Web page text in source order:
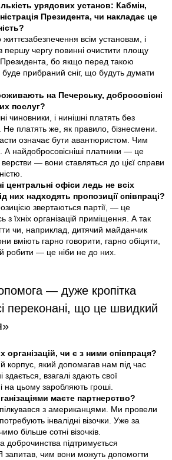
урядових установ: Кабмін,
Президента, чи накладає це
всім установам, і
першу чергу повинні очистити площу
Президента, бо якщо перед такою
прибраний сніг, що будуть думати
на Печерську, добросовісні
послуг?
чиновники, і нинішні платять без
Не платять же, як правило, бізнесмени.
означає бути авантюристом. Чим
А найдобросовісніші платники — це
— вони ставляться до цієї справи
центральні офіси ледь не всіх
них надходять пропозиції співпраці?
звертаються партії, — це
з їхніх організацій приміщення. А так
чи, наприклад, дитячий майданчик
вміють гарно говорити, гарно обіцяти,
— це ніби не до них.
— дуже кропітка
переконані, що це швидкий
чи є з ними співпраця?
корпус, який допомагав нам під час
здається, взагалі здають свої
на цьому заробляють гроші.
маєте партнерство?
з американцями. Ми провели
інвалідні візочки. Уже за
більше сотні візочків.
доброчинства підтримується
запитав, чим вони можуть допомогти